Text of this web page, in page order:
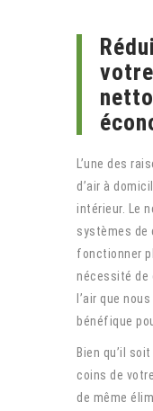
L’une des
d’air à
intérieur. Le
systèmes
fonctionner
nécessité de
l’air que
bénéfique
Bien qu’il
coins de
de même